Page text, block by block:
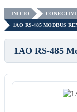
INICIO
1AO RS-485 MODBUS
1AO RS-485